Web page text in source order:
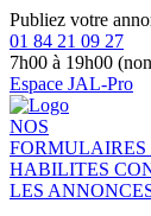
Publiez votre
01 84 21 09 27
7h00 à 19h00
Espace JAL-Pro
NOS
FORMULAIRES
HABILITES
LES